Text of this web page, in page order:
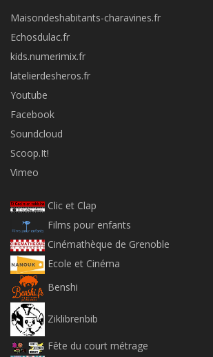
Maisondeshabitants-charavines.fr
Echosdulac.fr
kids.numerimix.fr
latelierdesheros.fr
Youtube
Facebook
Soundcloud
Scoop.It!
Vimeo
Clic et Clap
Films pour enfants
Cinémathèque de Grenoble
Ecole et Cinéma
Benshi
Ziklibrenbib
Fête du court métrage